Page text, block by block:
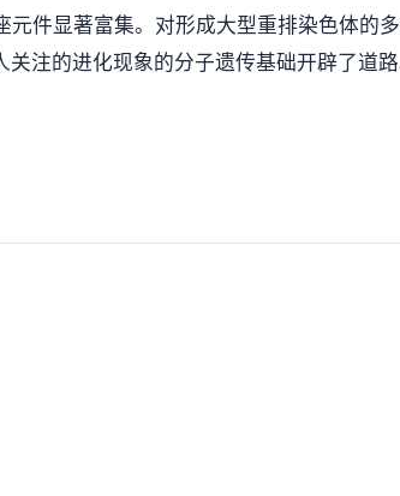
件显著富集。对形成大型重排染色体的
注的进化现象的分子遗传基础开辟了道路